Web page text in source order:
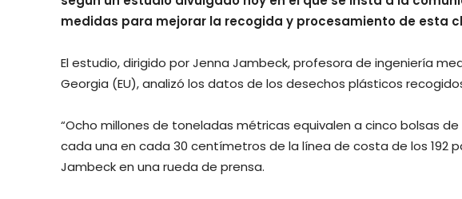
medidas para mejorar la recogida y procesamiento de esta
El estudio, dirigido por Jenna Jambeck, profesora de ingeniería
Georgia (EU), analizó los datos de los desechos plásticos
“Ocho millones de toneladas métricas equivalen a cinco bolsas
cada una en cada 30 centímetros de la línea de costa de los 192
Jambeck en una rueda de prensa.